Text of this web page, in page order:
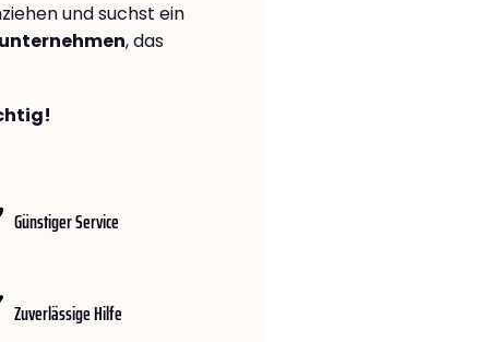
und suchst ein
, das
Günstiger Service
Zuverlässige Hilfe